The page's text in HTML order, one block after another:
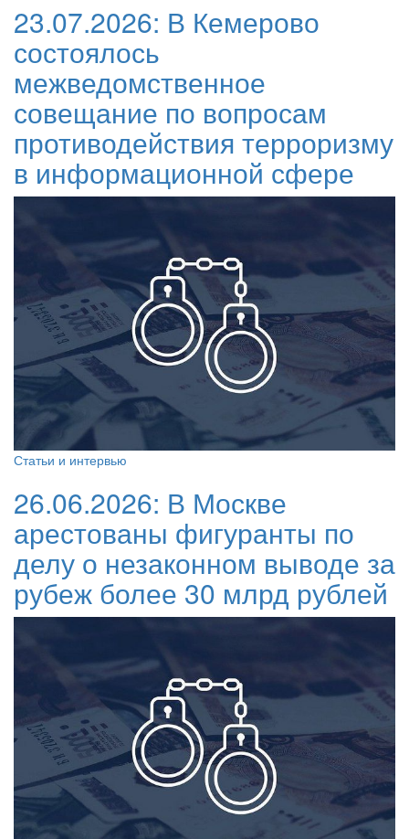
23.07.2026: В Кемерово
состоялось
межведомственное
совещание по вопросам
противодействия терроризму
в информационной сфере
Статьи и интервью
26.06.2026: В Москве
арестованы фигуранты по
делу о незаконном выводе за
рубеж более 30 млрд рублей